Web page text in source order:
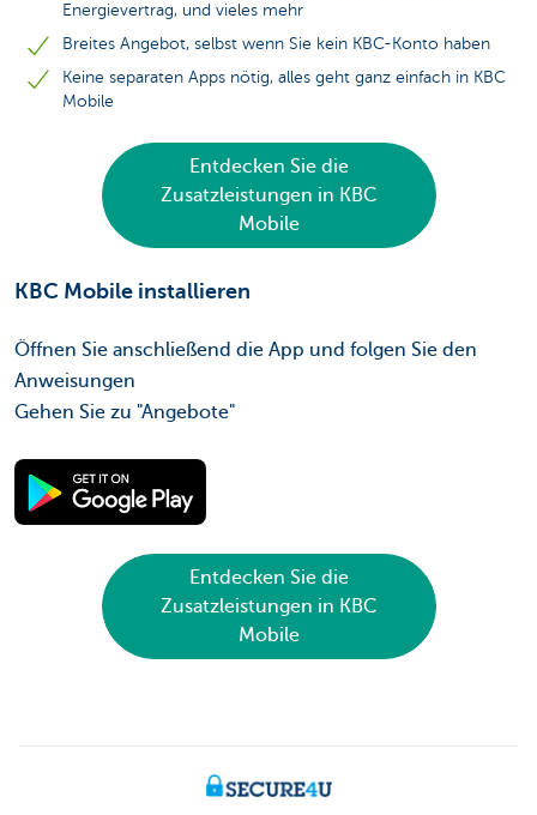
Energievertrag, und vieles mehr
Breites Angebot, selbst wenn Sie kein KBC-Konto haben
Keine separaten Apps nötig, alles geht ganz einfach in KBC
Mobile
Entdecken Sie die
Zusatzleistungen in KBC
Mobile
KBC Mobile installieren
Öffnen Sie anschließend die App und folgen Sie den
Anweisungen
Gehen Sie zu "Angebote"
Entdecken Sie die
Zusatzleistungen in KBC
Mobile